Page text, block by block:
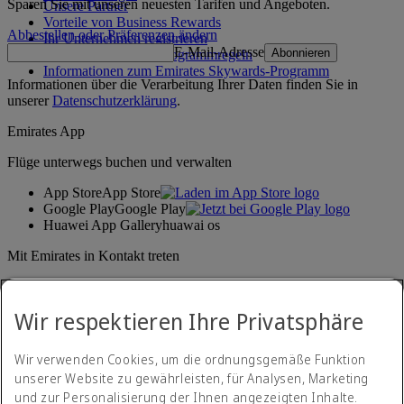
Unsere Partner
Vorteile von Business Rewards
Ihr Unternehmen registrieren
Emirates Skywards-Programmregeln
Informationen zum Emirates Skywards-Programm
Sparen Sie mit unseren neuesten Tarifen und Angeboten.
Abbestellen oder Präferenzen ändern
E-Mail-Adresse Abonnieren
Informationen über die Verarbeitung Ihrer Daten finden Sie in
unsererDatenschutzerklärung.
Emirates App
Flüge unterwegs buchen und verwalten
App StoreApp Store
Google PlayGoogle Play
Huawei App Galleryhuawai os
Mit Emirates in Kontakt treten
Wir respektieren Ihre Privatsphäre
Wir verwenden Cookies, um die ordnungsgemäße Funktion
unserer Website zu gewährleisten, für Analysen, Marketing
und zur Personalisierung der Ihnen angezeigten Inhalte.